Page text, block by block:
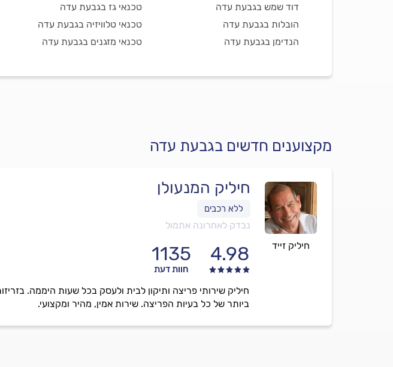
דוד שמש בגבעת עדה
הובלות בגבעת עדה
הנדימן בגבעת עדה
טכנאי גז בגבעת עדה
טכנאי טלוויזיה בגבעת עדה
טכנאי מזגנים בגבעת עדה
מקצוענים חדשים בגבעת עדה
חיליק זייד
חיליק המנעולן
נבדק לאחרונה אתמול
4.98
1135
חוות דעת
ביותר של כל בעיות הפריצה. שירות אמין, מהיר ומקצועי.